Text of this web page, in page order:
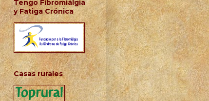
Tengo Fibromiálgia
y Fatiga Crónica
Casas rurales